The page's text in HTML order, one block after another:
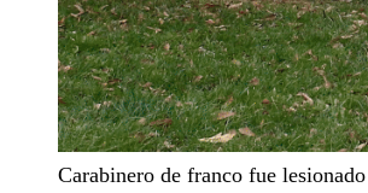
Carabinero de franco fue